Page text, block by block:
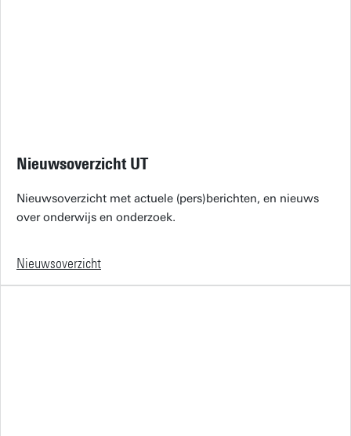
Nieuwsoverzicht UT
Nieuwsoverzicht met actuele (pers)berichten, en nieuws
over onderwijs en onderzoek.
Nieuwsoverzicht